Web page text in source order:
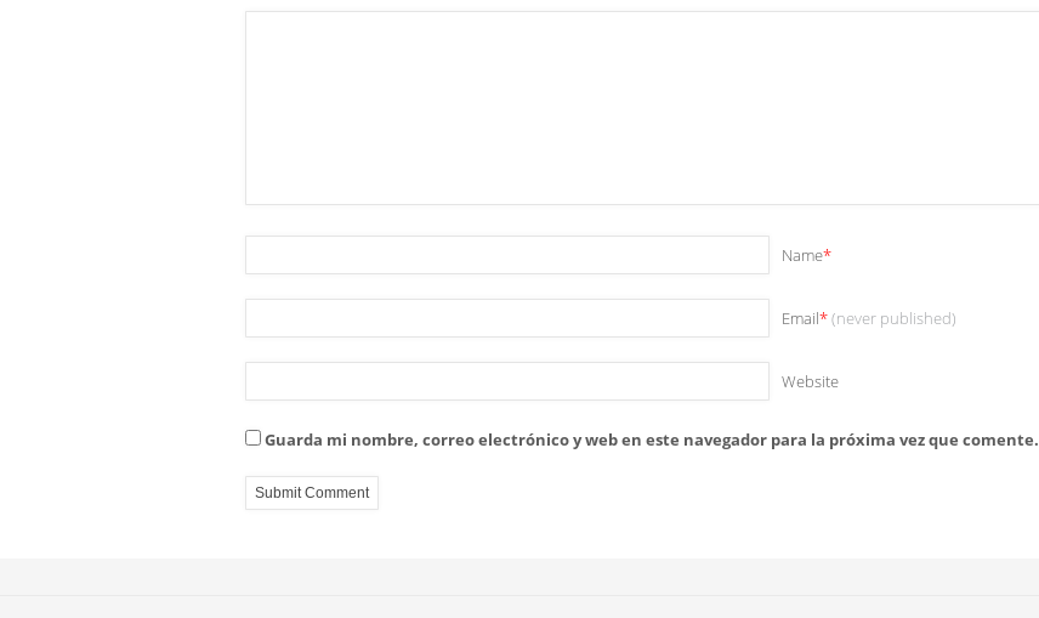
Name*
Email*(never published)
Website
Guarda mi nombre, correo electrónico y web en este navegador para la próxima vez que comente.